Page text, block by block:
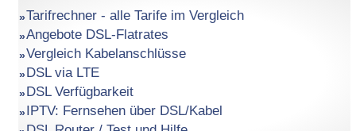
Tarifrechner - alle Tarife im Vergleich
Angebote DSL-Flatrates
Vergleich Kabelanschlüsse
DSL via LTE
DSL Verfügbarkeit
IPTV: Fernsehen über DSL/Kabel